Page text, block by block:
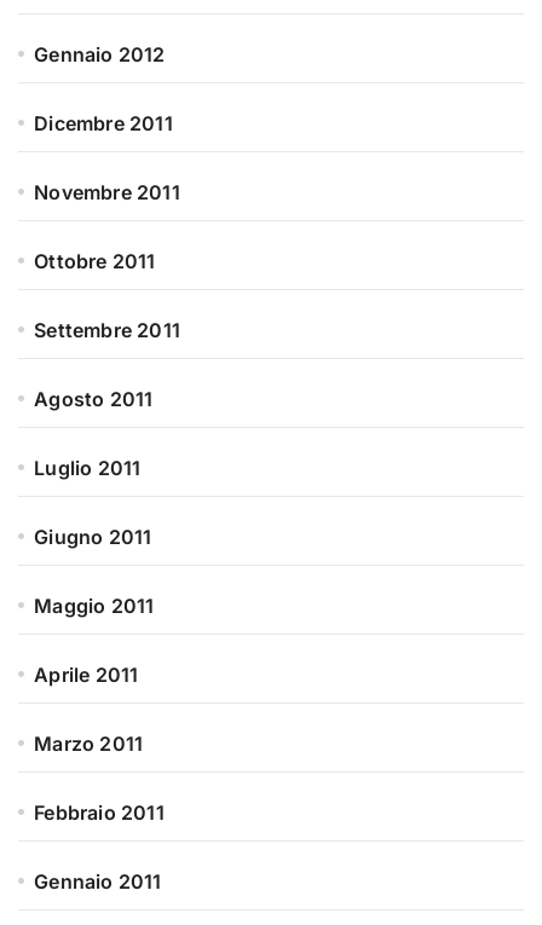
Gennaio 2012
Dicembre 2011
Novembre 2011
Ottobre 2011
Settembre 2011
Agosto 2011
Luglio 2011
Giugno 2011
Maggio 2011
Aprile 2011
Marzo 2011
Febbraio 2011
Gennaio 2011